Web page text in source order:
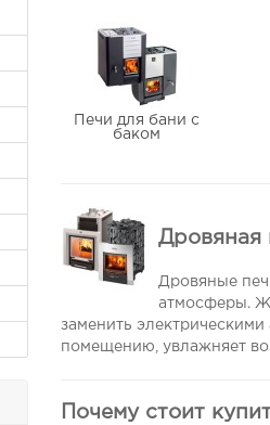
Печи для бани с
баком
Дровяная
Дровяные
атмосферы.
заменить
помещению, увлажняет
Почему стоит